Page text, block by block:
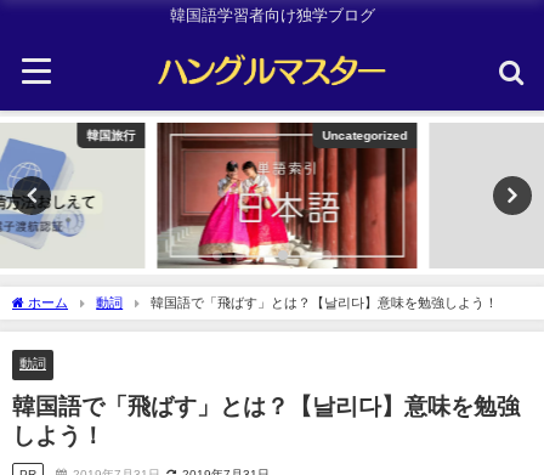
韓国語学習者向け独学ブログ
Uncategorized
ホーム 動詞 韓国語で「飛ばす」とは？【날리다】意味を勉強しよう！
動詞
韓国語で「飛ばす」とは？【날리다】意味を勉強
しよう！